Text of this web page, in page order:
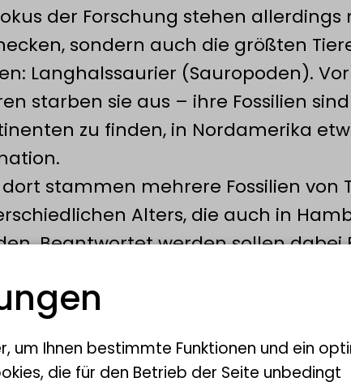
der Forschung stehen
sondern auch die größten
Langhalssaurier (Sauropoden).
starben sie aus – ihre Fossilien
zu finden, in Nordamerika
stammen mehrere Fossilien von
Alters, die auch in
Beantwortet werden sollen dabei
die Jungtiere anders als die
sie sich ernähren und so
Forschungsbereich in der
um Ihnen bestimmte Funktionen und ein
die für den Betrieb der Seite unbedingt